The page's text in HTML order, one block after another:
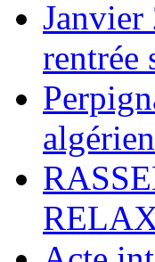
Janvier
rentrée